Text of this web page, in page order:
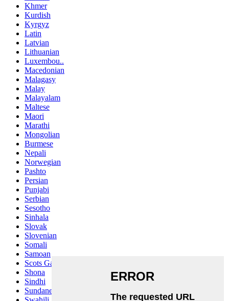
Khmer
Kurdish
Kyrgyz
Latin
Latvian
Lithuanian
Luxembou..
Macedonian
Malagasy
Malay
Malayalam
Maltese
Maori
Marathi
Mongolian
Burmese
Nepali
Norwegian
Pashto
Persian
Punjabi
Serbian
Sesotho
Sinhala
Slovak
Slovenian
Somali
Samoan
Scots Gaelic
Shona
Sindhi
Sundanese